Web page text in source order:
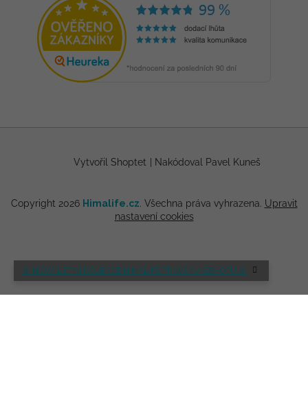
🌸 NOVÁ LETNÍ KOLEKCE HIMALIFE PRÁVĚ NA ESHOPU 🌸
Vytvořil Shoptet | Nakódoval Pavel Kuneš
Copyright 2026 Himalife.cz. Všechna práva vyhrazena. Upravit
nastavení cookies